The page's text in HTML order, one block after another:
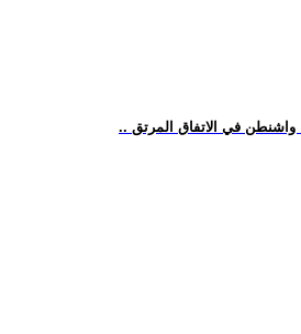
واشنطن في الاتفاق المرتق